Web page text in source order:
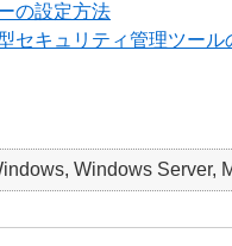
の設定方法
セキュリティ管理ツー
Windows Server,